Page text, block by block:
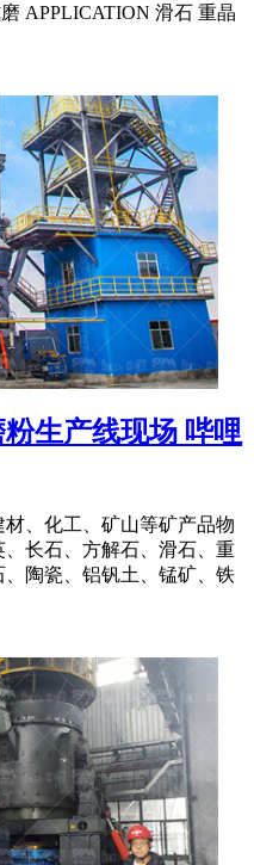
APPLICATION 滑石 重晶
生产线现场 哔哩
、化工、矿山等矿产品物
长石、方解石、滑石、重
陶瓷、铝钒土、锰矿、铁